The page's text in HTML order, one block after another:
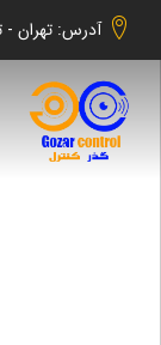
آدرس: تهران - تهرانپارس بلوار پروین،